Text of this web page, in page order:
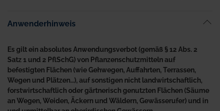
Anwenderhinweis
Es gilt ein absolutes Anwendungsverbot (gemäß § 12 Abs. 2
Satz 1 und 2 PflSchG) von Pflanzenschutzmitteln auf
befestigten Flächen (wie Gehwegen, Auffahrten, Terrassen,
Wegen und Plätzen…), auf sonstigen nicht landwirtschaftlich,
forstwirtschaftlich oder gärtnerisch genutzten Flächen (Säume
an Wegen, Weiden, Äckern und Wäldern, Gewässerufer) und in